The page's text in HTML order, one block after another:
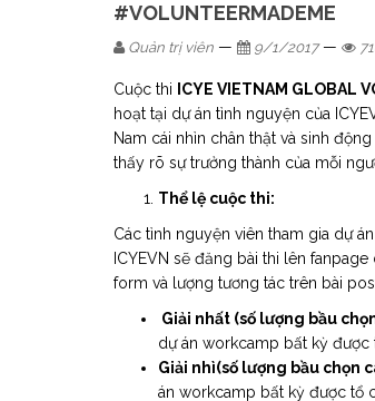
#VOLUNTEERMADEME
Quản trị viên — 9/1/2017—
Cuộc thi ICYE VIETNAM GLOBAL
hoạt tại dự án tình nguyện của
Nam cái nhìn chân thật và sinh
thấy rõ sự trưởng thành của mỗi
Thể lệ cuộc thi:
Các tình nguyện viên tham gia dự
ICYEVN sẽ đăng bài thi lên
form và lượng tương tác trên bài
Giải nhất (số lượng bầu
dự án workcamp bất kỳ được
Giải nhì(số lượng bầu
án workcamp bất kỳ được tổ